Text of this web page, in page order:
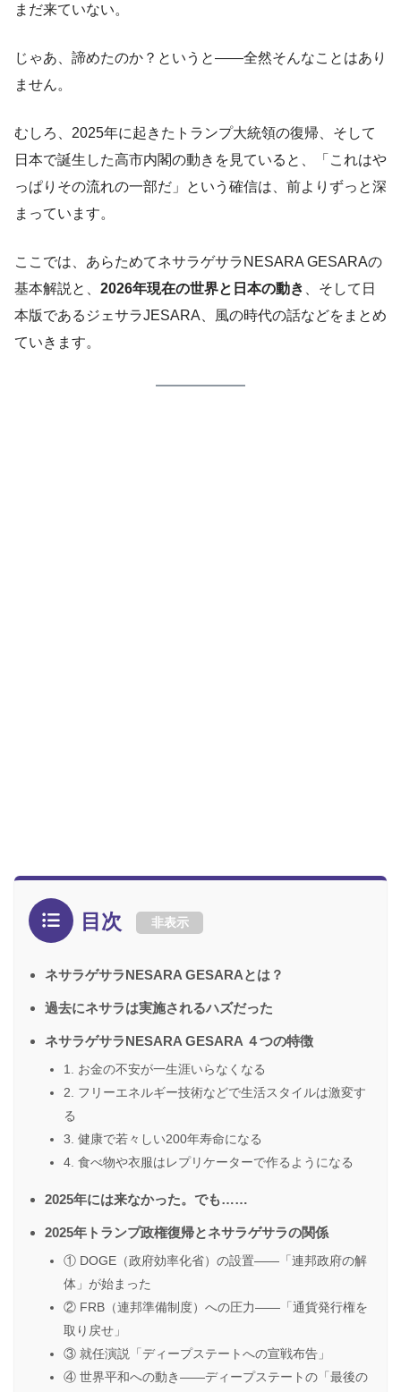
まだ来ていない。
じゃあ、諦めたのか？というと——全然そんなことはあり
ません。
むしろ、2025年に起きたトランプ大統領の復帰、そして
日本で誕生した高市内閣の動きを見ていると、「これはや
っぱりその流れの一部だ」という確信は、前よりずっと深
まっています。
ここでは、あらためてネサラゲサラNESARA GESARAの
基本解説と、 2026年現在の世界と日本の動き
、そして日
本版であるジェサラJESARA、風の時代の話などをまとめ
ていきます。
目次 非表示
ネサラゲサラNESARA GESARAとは？
過去にネサラは実施されるハズだった
ネサラゲサラNESARA GESARA ４つの特徴
1. お金の不安が一生涯いらなくなる
2. フリーエネルギー技術などで生活スタイルは激変す
る
3. 健康で若々しい200年寿命になる
4. 食べ物や衣服はレプリケーターで作るようになる
2025年には来なかった。でも……
2025年トランプ政権復帰とネサラゲサラの関係
① DOGE（政府効率化省）の設置——「連邦政府の解
体」が始まった
② FRB（連邦準備制度）への圧力——「通貨発行権を
取り戻せ」
③ 就任演説「ディープステートへの宣戦布告」
④ 世界平和への動き——ディープステートの「最後の